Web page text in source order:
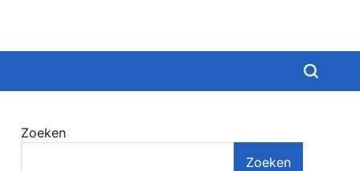
Zoeken
Zoeken